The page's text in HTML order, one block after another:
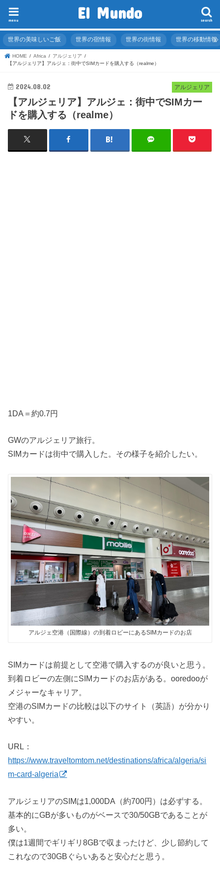
El Mundo search
menu
世界の美味しいご飯 世界の宿情報 世界の街情報 世界の移動情報
HOME Africa
アルジェリア
【アルジェリア】アルジェ：街中でSIMカードを購入する（realme）
アルジェリア
2024.08.02
【アルジェリア】アルジェ：街中でSIMカー
ドを購入する（realme）
1DA＝約0.7円
GWのアルジェリア旅行。
SIMカードは街中で購入した。その様子を紹介したい。
アルジェ空港（国際線）の到着ロビーにあるSIMカードのお店
SIMカードは前提として空港で購入するのが良いと思う。
到着ロビーの左側にSIMカードのお店がある。ooredooが
メジャーなキャリア。
空港のSIMカードの比較は以下のサイト（英語）が分かり
やすい。
URL：
https://www.traveltomtom.net/destinations/africa/algeria/si
m-card-algeria
アルジェリアのSIMは1,000DA（約700円）は必ずする。
基本的にGBが多いものがベースで30/50GBであることが
多い。
僕は1週間でギリギリ8GBで収まったけど、少し節約して
これなので30GBぐらいあると安心だと思う。